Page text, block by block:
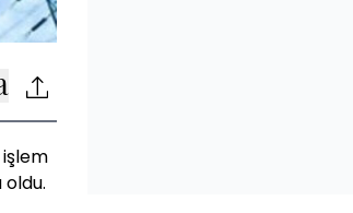
oldu.